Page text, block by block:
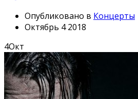
Опубликовано в Концерты
Октябрь 4 2018
4Окт